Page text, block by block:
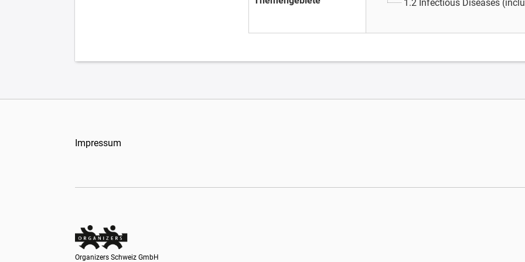
1.2 Infectious Diseases
Impressum
Organizers Schweiz GmbH
Organizers Schweiz GmbH